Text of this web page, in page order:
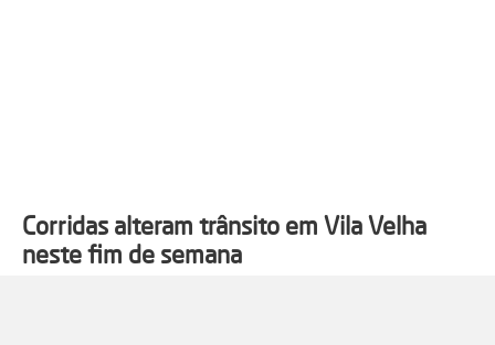
Corridas alteram trânsito em Vila Velha
neste fim de semana